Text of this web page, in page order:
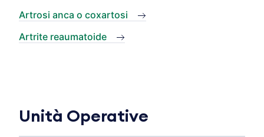
Artrosi anca o coxartosi
Artrite reaumatoide
Unità Operative